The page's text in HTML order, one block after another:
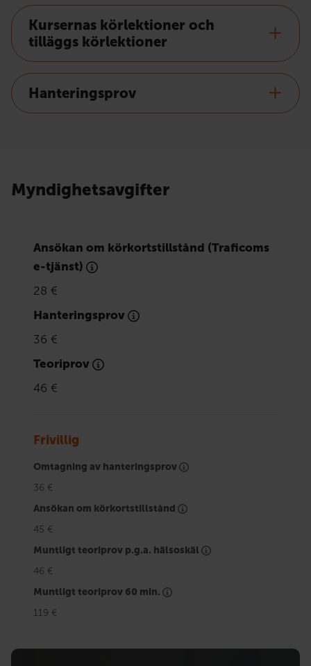
Kursernas körlektioner och
tilläggs körlektioner
Hanteringsprov
Myndighetsavgifter
Ansökan om körkortstillstånd (Traficoms
e-tjänst)
28 €
Hanteringsprov
36 €
Teoriprov
46 €
Frivillig
Omtagning av hanteringsprov
36 €
Ansökan om körkortstillstånd
45 €
Muntligt teoriprov p.g.a. hälsoskäl
46 €
Muntligt teoriprov 60 min.
119 €